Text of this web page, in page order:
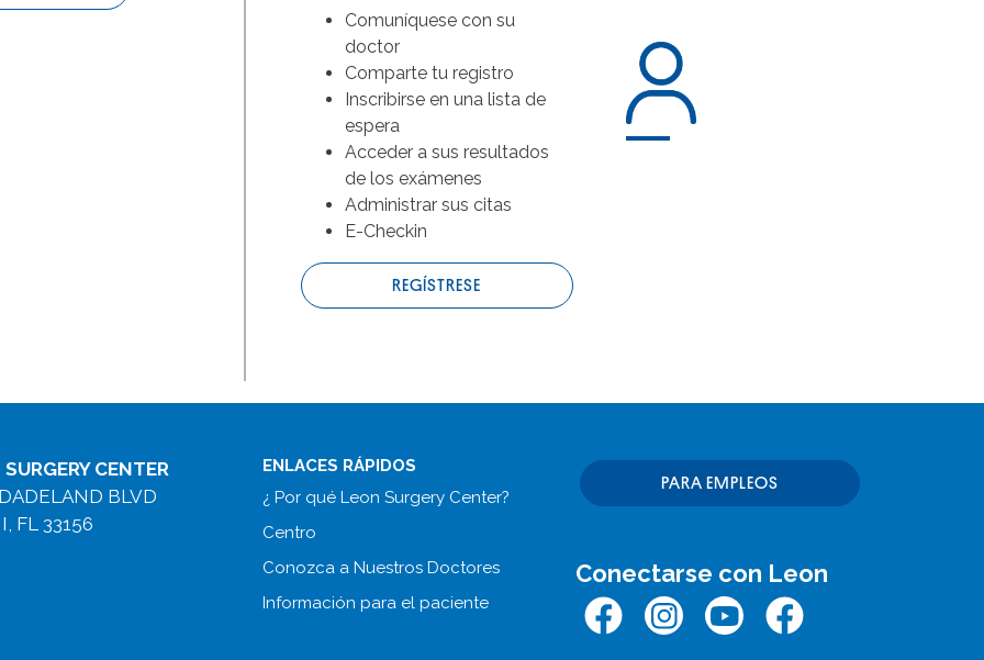
Comuníquese con su
doctor
Comparte tu registro
Inscribirse en una lista de
espera
Acceder a sus resultados
de los exámenes
Administrar sus citas
E-Checkin
REGÍSTRESE
CENTER
BLVD
FL 33156
ENLACES RÁPIDOS
¿ Por qué Leon Surgery Center?
Centro
Conozca a Nuestros Doctores
Información para el paciente
PARA EMPLEOS
Conectarse con Leon
FacebookInstagramYoutube Facebook